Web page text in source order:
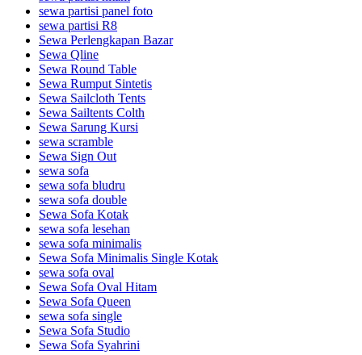
sewa partisi panel foto
sewa partisi R8
Sewa Perlengkapan Bazar
Sewa Qline
Sewa Round Table
Sewa Rumput Sintetis
Sewa Sailcloth Tents
Sewa Sailtents Colth
Sewa Sarung Kursi
sewa scramble
Sewa Sign Out
sewa sofa
sewa sofa bludru
sewa sofa double
Sewa Sofa Kotak
sewa sofa lesehan
sewa sofa minimalis
Sewa Sofa Minimalis Single Kotak
sewa sofa oval
Sewa Sofa Oval Hitam
Sewa Sofa Queen
sewa sofa single
Sewa Sofa Studio
Sewa Sofa Syahrini